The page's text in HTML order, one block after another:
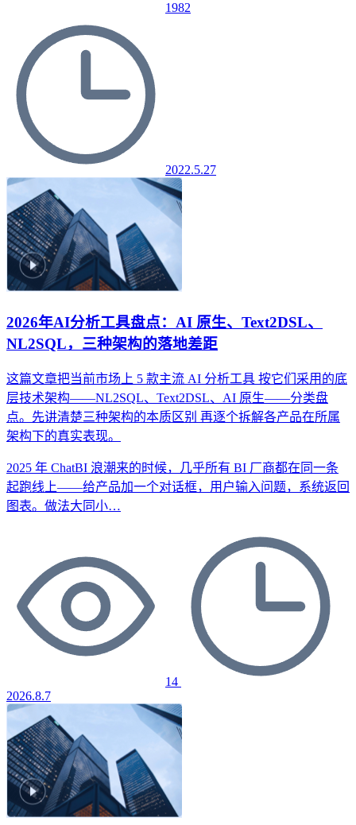
1982
2022.5.27
2026年AI分析工具盘点：AI 原生、Text2DSL、
NL2SQL，三种架构的落地差距
这篇文章把当前市场上 5 款主流 AI 分析工具 按它们采用的底
层技术架构——NL2SQL、Text2DSL、AI 原生——分类盘
点。先讲清楚三种架构的本质区别 再逐个拆解各产品在所属
架构下的真实表现。
2025 年 ChatBI 浪潮来的时候，几乎所有 BI 厂商都在同一条
起跑线上——给产品加一个对话框，用户输入问题，系统返回
图表。做法大同小…
14
2026.8.7